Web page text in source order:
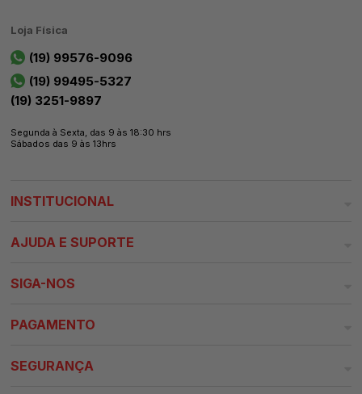
Loja Física
(19) 99576-9096
(19) 99495-5327
(19) 3251-9897
Segunda à Sexta, das 9 às 18:30 hrs
Sábados das 9 às 13hrs
INSTITUCIONAL
AJUDA E SUPORTE
SIGA-NOS
PAGAMENTO
SEGURANÇA